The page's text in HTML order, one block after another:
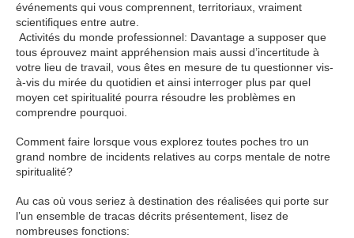
événements qui vous comprennent, territoriaux, vraiment
scientifiques entre autre.
Activités du monde professionnel: Davantage a supposer que
tous éprouvez maint appréhension mais aussi d’incertitude à
votre lieu de travail, vous êtes en mesure de tu questionner vis-
à-vis du mirée du quotidien et ainsi interroger plus par quel
moyen cet spiritualité pourra résoudre les problèmes en
comprendre pourquoi.
Comment faire lorsque vous explorez toutes poches tro un
grand nombre de incidents relatives au corps mentale de notre
spiritualité?
Au cas où vous seriez à destination des réalisées qui porte sur
l’un ensemble de tracas décrits présentement, lisez de
nombreuses fonctions: